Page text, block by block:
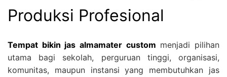
Produksi Profesional
Tempat bikin jas almamater custom menjadi pilihan
utama bagi sekolah, perguruan tinggi, organisasi,
komunitas, maupun instansi yang membutuhkan jas